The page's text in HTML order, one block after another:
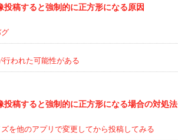
投稿すると強制的に正方形になる原因
行われた可能性がある
投稿すると強制的に正方形になる場合の対処法
を他のアプリで変更してから投稿してみる